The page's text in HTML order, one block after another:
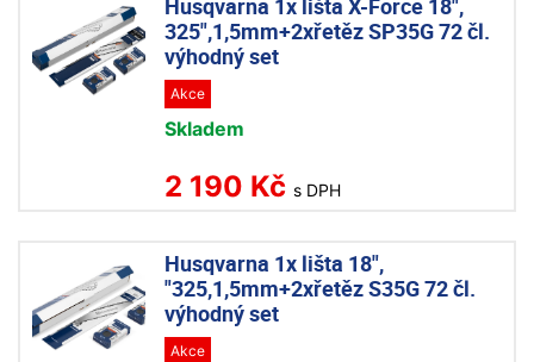
Husqvarna 1x lišta X-Force 18",
325",1,5mm+2xřetěz SP35G 72 čl.
výhodný set
Akce
Skladem
2 190 Kč s DPH
Husqvarna 1x lišta 18",
"325,1,5mm+2xřetěz S35G 72 čl.
výhodný set
Akce